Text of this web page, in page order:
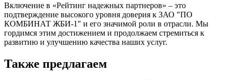
Включение в «Рейтинг надежных партнеров» – это
подтверждение высокого уровня доверия к ЗАО "ПО
КОМБИНАТ ЖБИ-1" и его значимой роли в отрасли. Мы
гордимся этим достижением и продолжаем стремиться к
развитию и улучшению качества наших услуг.
Также предлагаем